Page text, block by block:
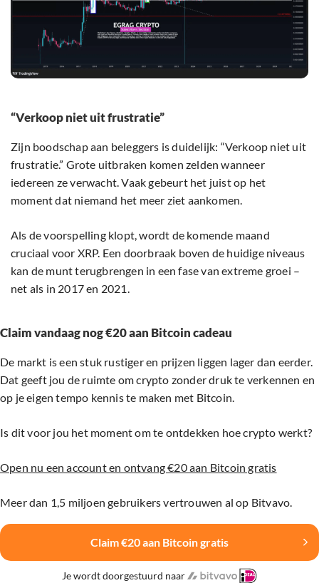
“Verkoop niet uit frustratie”
Zijn boodschap aan beleggers is duidelijk: “Verkoop niet uit
frustratie.” Grote uitbraken komen zelden wanneer
iedereen ze verwacht. Vaak gebeurt het juist op het
moment dat niemand het meer ziet aankomen.
Als de voorspelling klopt, wordt de komende maand
cruciaal voor XRP. Een doorbraak boven de huidige niveaus
kan de munt terugbrengen in een fase van extreme groei –
net als in 2017 en 2021.
Claim vandaag nog €20 aan Bitcoin cadeau
De markt is een stuk rustiger en prijzen liggen lager dan eerder.
Dat geeft jou de ruimte om crypto zonder druk te verkennen en
op je eigen tempo kennis te maken met Bitcoin.
Is dit voor jou het moment om te ontdekken hoe crypto werkt?
Open nu een account en ontvang €20 aan Bitcoin gratis
Meer dan 1,5 miljoen gebruikers vertrouwen al op Bitvavo.
Claim €20 aan Bitcoin gratis
Je wordt doorgestuurd naar